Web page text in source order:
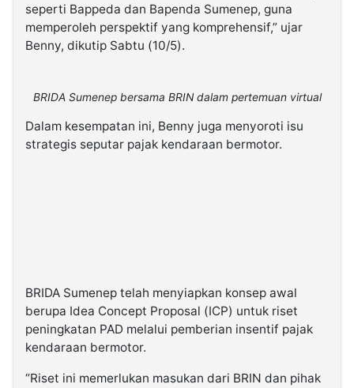
seperti Bappeda dan Bapenda Sumenep, guna
memperoleh perspektif yang komprehensif,” ujar
Benny, dikutip Sabtu (10/5).
BRIDA Sumenep bersama BRIN dalam pertemuan virtual
Dalam kesempatan ini, Benny juga menyoroti isu
strategis seputar pajak kendaraan bermotor.
BRIDA Sumenep telah menyiapkan konsep awal
berupa Idea Concept Proposal (ICP) untuk riset
peningkatan PAD melalui pemberian insentif pajak
kendaraan bermotor.
“Riset ini memerlukan masukan dari BRIN dan pihak